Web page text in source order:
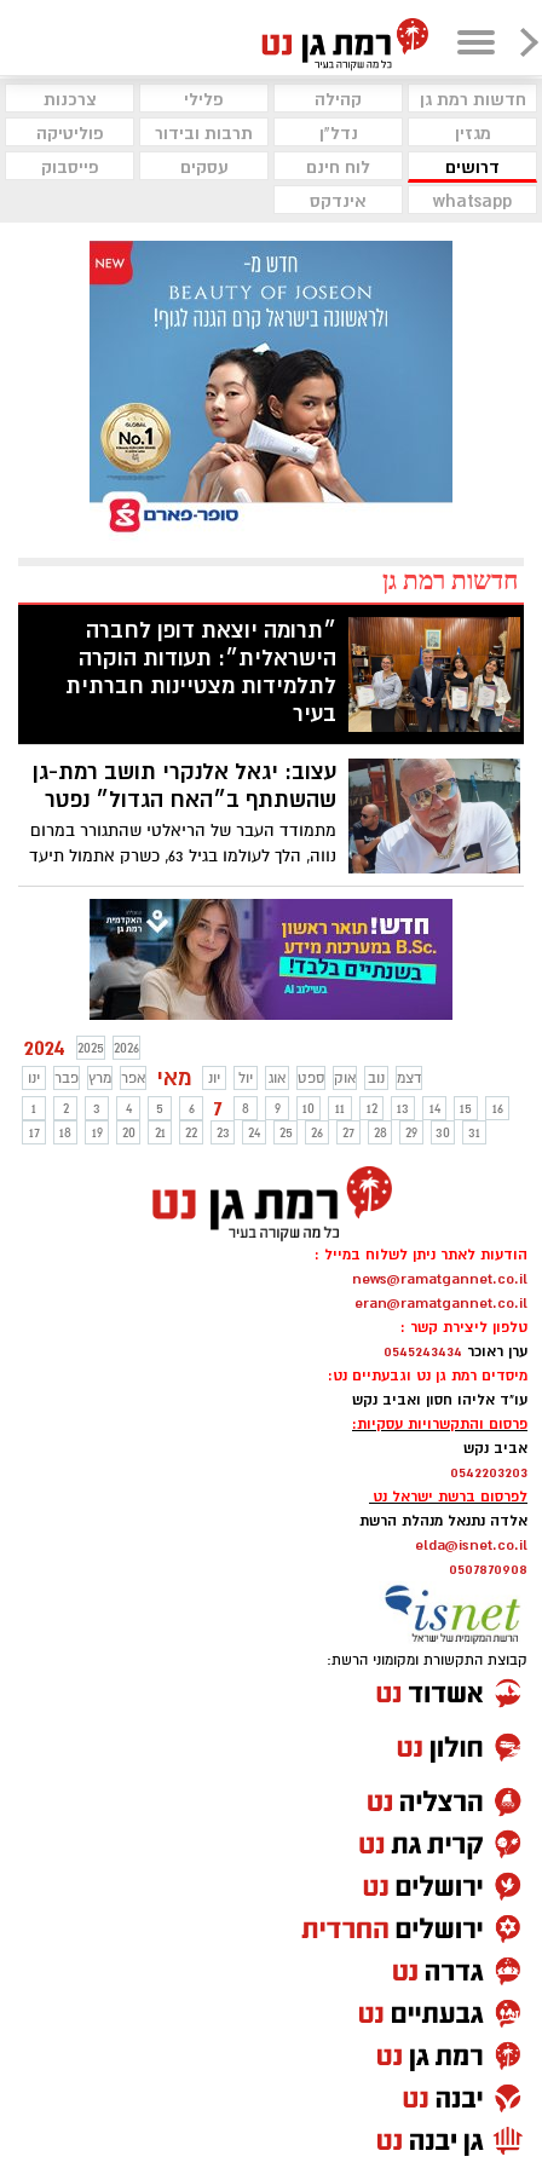
חדשות רמת גן קהילה פלילי
צרכנות
מגזין
נדל"ן תרבות ובידור
פוליטיקה
דרושים
לוח חינם עסקים
פייסבוק
whatsapp
אינדקס
חדשות רמת גן
״תרומה יוצאת דופן לחברה
הישראלית״: תעודות הוקרה
לתלמידות מצטיינות חברתית
בעיר
ראש העיר כרמל שאמה הכהן העניק תעודות
הוקרה לשלוש תלמידות מצטיינות חברתית
בעיר
עצוב: יגאל אלנקרי תושב רמת-גן
שהשתתף ב״האח הגדול״ נפטר
מתמודד העבר של הריאלטי שהתגורר במרום
נווה, הלך לעולמו בגיל 63, כשרק אתמול תיעד
עצמו מבלה במסעדה
2024 2025
2026
ינו
פבר מרץ אפר מאי יונ יול אוג ספט אוק נוב
דצמ
1
2 3 4 5 6 7 8 9 10 11 12 13 14 15
16
17
18 19 20 21 22 23 24 25 26 27 28 29 30 31
הודעות לאתר ניתן לשלוח במייל :
news@ramatgannet.co.il
eran@ramatgannet.co.il
טלפון ליצירת קשר :
ערן ראוכר 0545243434
מיסדים רמת גן נט וגבעתיים נט:
עו"ד אליהו חסון ואביב נקש
פרסום והתקשרויות עסקיות:
אביב נקש
0542203203
לפרסום ברשת ישראל נט
אלדה נתנאל מנהלת הרשת
elda@isnet.co.il
0507870908
קבוצת התקשורת ומקומוני הרשת: